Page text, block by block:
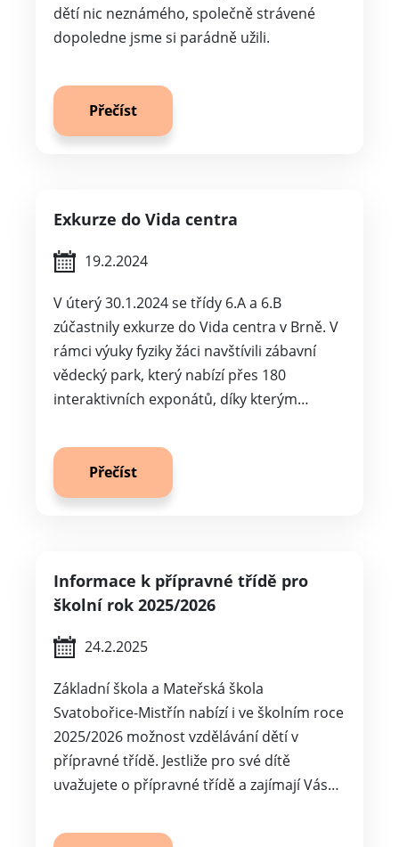
dětí nic neznámého, společně strávené
dopoledne jsme si parádně užili.
Přečíst
Exkurze do Vida centra
19.2.2024
V úterý 30.1.2024 se třídy 6.A a 6.B
zúčastnily exkurze do Vida centra v Brně. V
rámci výuky fyziky žáci navštívili zábavní
vědecký park, který nabízí přes 180
interaktivních exponátů, díky kterým…
Přečíst
Informace k přípravné třídě pro
školní rok 2025/2026
24.2.2025
Základní škola a Mateřská škola
Svatobořice-Mistřín nabízí i ve školním roce
2025/2026 možnost vzdělávání dětí v
přípravné třídě. Jestliže pro své dítě
uvažujete o přípravné třídě a zajímají Vás…